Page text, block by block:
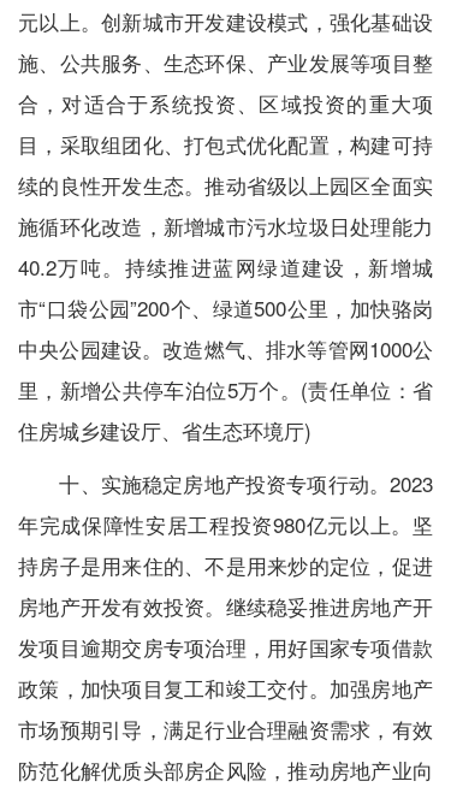
元以上。创新城市开发建设模式，强化基础设
施、公共服务、生态环保、产业发展等项目整
合，对适合于系统投资、区域投资的重大项
目，采取组团化、打包式优化配置，构建可持
续的良性开发生态。推动省级以上园区全面实
施循环化改造，新增城市污水垃圾日处理能力
40.2万吨。持续推进蓝网绿道建设，新增城
市“口袋公园”200个、绿道500公里，加快骆岗
中央公园建设。改造燃气、排水等管网1000公
里，新增公共停车泊位5万个。(责任单位：省
住房城乡建设厅、省生态环境厅)
十、实施稳定房地产投资专项行动。2023
年完成保障性安居工程投资980亿元以上。坚
持房子是用来住的、不是用来炒的定位，促进
房地产开发有效投资。继续稳妥推进房地产开
发项目逾期交房专项治理，用好国家专项借款
政策，加快项目复工和竣工交付。加强房地产
市场预期引导，满足行业合理融资需求，有效
防范化解优质头部房企风险，推动房地产业向